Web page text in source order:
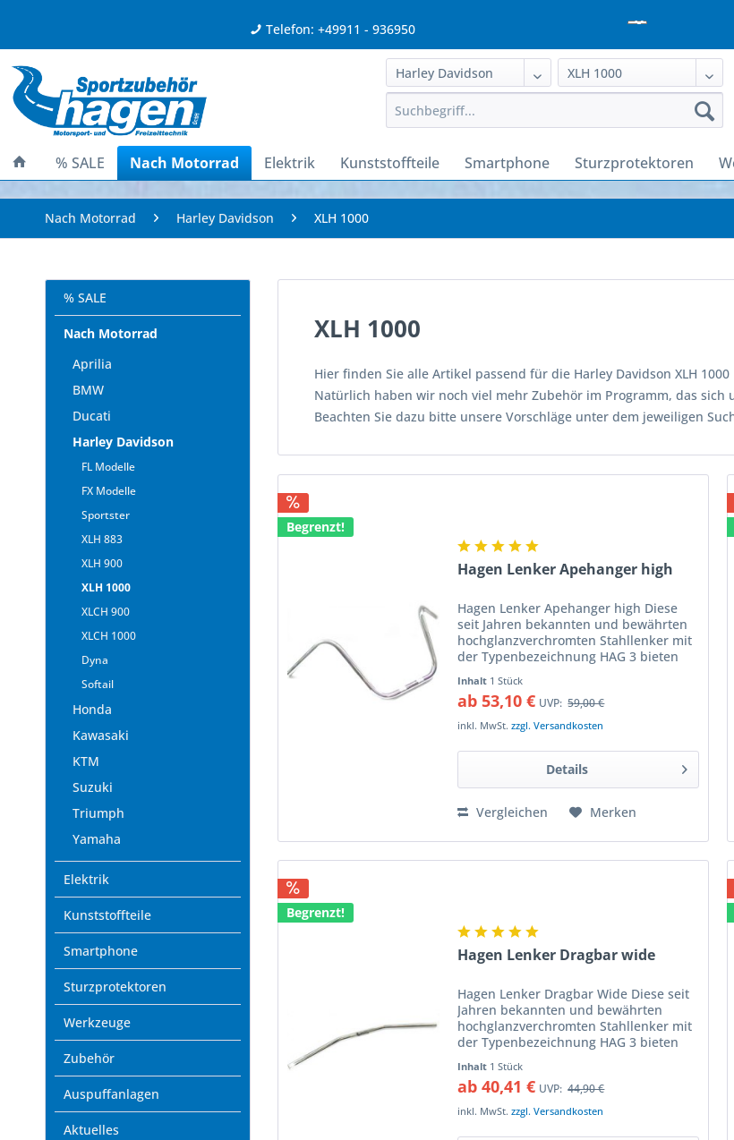
Telefon: +49911 - 936950
% SALE Nach Motorrad Elektrik Kunststoffteile Smartphone Sturzprotektoren
Nach Motorrad Harley Davidson XLH 1000
% SALE
Nach Motorrad
Aprilia
BMW
Ducati
Harley Davidson
FL Modelle
FX Modelle
Sportster
XLH 883
XLH 900
XLH 1000
XLCH 900
XLCH 1000
Dyna
Softail
Honda
Kawasaki
KTM
Suzuki
Triumph
Yamaha
Elektrik
Kunststoffteile
Smartphone
Sturzprotektoren
Werkzeuge
Zubehör
Auspuffanlagen
Aktuelles
XLH 1000
Hier finden Sie alle Artikel passend für die Harley Davidson XLH 1000
Natürlich haben wir noch viel mehr Zubehör im Programm, das sich
Beachten Sie dazu bitte unsere Vorschläge unter dem jeweiligen
Begrenzt!
Hagen Lenker Apehanger high
Hagen Lenker Apehanger high Diese
seit Jahren bekannten und bewährten
hochglanzverchromten Stahllenker mit
der Typenbezeichnung HAG 3 bieten
dickwandiges Stahlrohr und
hochwertiger Chrom in 25,4 mm...
Inhalt 1 Stück
ab 53,10 € UVP: 59,00 €
inkl. MwSt.zzgl. Versandkosten
Details
Vergleichen Merken
Begrenzt!
Hagen Lenker Dragbar wide
Hagen Lenker Dragbar Wide Diese seit
Jahren bekannten und bewährten
hochglanzverchromten Stahllenker mit
der Typenbezeichnung HAG 3 bieten
dickwandiges Stahlrohr und
hochwertiger Chrom in 25,4 mm
Durchmesser...
Inhalt 1 Stück
ab 40,41 € UVP: 44,90 €
inkl. MwSt.zzgl. Versandkosten